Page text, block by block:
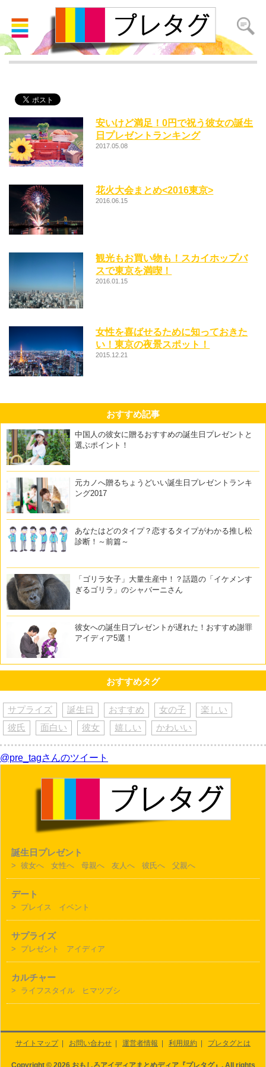
夜景
安いけど満足！0円で祝う彼女の誕生
日プレゼントランキング
2017.05.08
花火大会まとめ<2016東京>
2016.06.15
観光もお買い物も！スカイホップバ
スで東京を満喫！
2016.01.15
女性を喜ばせるために知っておきた
い！東京の夜景スポット！
2015.12.21
おすすめ記事
中国人の彼女に贈るおすすめの誕生日プレゼントと
選ぶポイント！
元カノへ贈るちょうどいい誕生日プレゼントランキ
ング2017
あなたはどのタイプ？恋するタイプがわかる推し松
診断！～前篇～
「ゴリラ女子」大量生産中！？話題の「イケメンす
ぎるゴリラ」のシャバーニさん
彼女への誕生日プレゼントが遅れた！おすすめ謝罪
アイディア5選！
おすすめタグ
サプライズ 誕生日 おすすめ 女の子
楽しい
彼氏
面白い 彼女 嬉しい かわいい
@pre_tagさんのツイート
誕生日プレゼント
> 彼女へ 女性へ 母親へ 友人へ 彼氏へ 父親へ
デート
> プレイス イベント
サプライズ
> プレゼント アイディア
カルチャー
> ライフスタイル ヒマツブシ
サイトマップ| お問い合わせ 運営者情報 利用規約 プレタグとは
Copyright © 2026 おもしろアイディアまとめディア『プレタグ』. All rights